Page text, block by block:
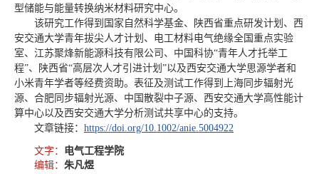
型储能与能量转换纳米材料研究中心。
该研究工作得到国家自然科学基金、陕西省重点研发计划、西
安交通大学青年拔尖人才计划、电工材料电气绝缘全国重点实验
室、江苏聚烽新能源科技有限公司、中国科协“青年人才托举工
程”、陕西省“高层次人才引进计划”以及西安交通大学思源学者和
小米青年学者等经费资助。表征及测试工作得到上海同步辐射光
源、合肥同步辐射光源、中国散裂中子源、西安交通大学高性能计
算中心以及西安交通大学分析测试共享中心的支持。
文章链接： https://doi.org/10.1002/anie.5004922
文字： 电气工程学院
编辑： 朱凡煜